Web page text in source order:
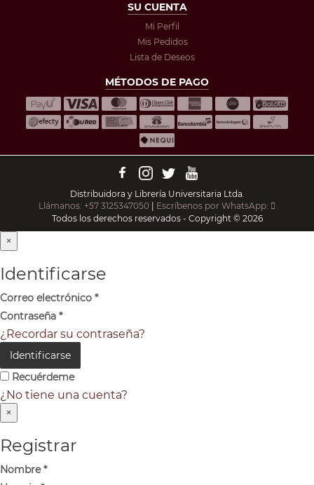
SU CUENTA
Mi Perfil
Mis Pedidos
Lista de Deseos
MÉTODOS DE PAGO
Distribuidora y Librería Universitaria Ltda.
Llámanos: +57 3125347050
Escríbenos por WhatsApp:
Todos los derechos reservados - Copyright © 2026
×
Identificarse
Correo electrónico *
Contraseña *
¿Recordar su contraseña?
Identificarse
Recuérdeme
¿No tiene una cuenta?
×
Registrar
Nombre*